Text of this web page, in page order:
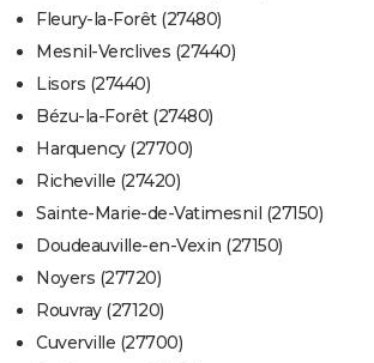
Fleury-la-Forêt (27480)
Mesnil-Verclives (27440)
Lisors (27440)
Bézu-la-Forêt (27480)
Harquency (27700)
Richeville (27420)
Sainte-Marie-de-Vatimesnil (27150)
Doudeauville-en-Vexin (27150)
Noyers (27720)
Rouvray (27120)
Cuverville (27700)